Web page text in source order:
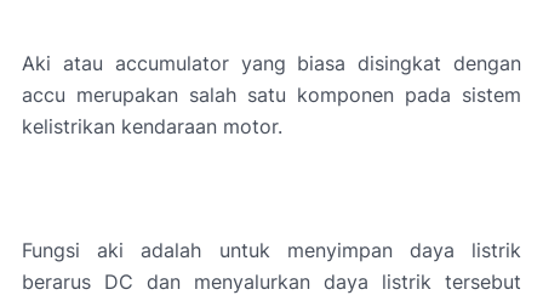
Aki atau accumulator yang biasa disingkat dengan
accu merupakan salah satu komponen pada sistem
kelistrikan kendaraan motor.
Fungsi aki adalah untuk menyimpan daya listrik
berarus DC dan menyalurkan daya listrik tersebut